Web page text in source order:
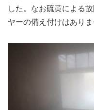
した。なお硫黄による
ヤーの備え付けはありま